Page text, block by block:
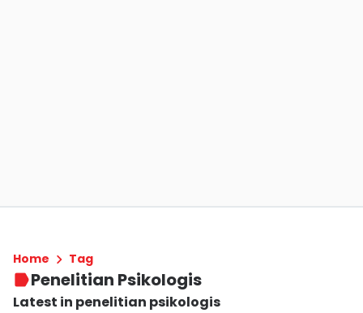
Home Tag
Penelitian Psikologis
Latest in penelitian psikologis